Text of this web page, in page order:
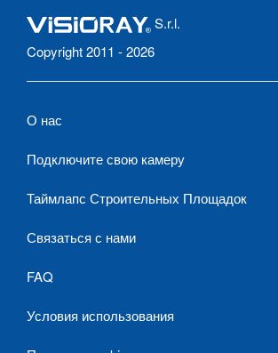
S.r.l.
Copyright 2011 - 2026
О нас
Подключите свою камеру
Таймлапс Строительных Площадок
Связаться с нами
FAQ
Условия использования